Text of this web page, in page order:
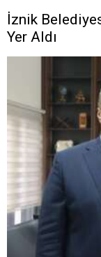
İznik
Yer Aldı